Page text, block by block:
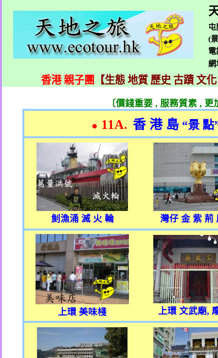
屯
(
電
香港 親子團 【生態 地質 歷史 古蹟 文
〔價錢重要, 服務質素, 更
● 11A. 香 港 島 “景 點
魝漁涌 滅 火 輪 灣仔 金 紫 荊
上環 美味棧 上環 文武廟,